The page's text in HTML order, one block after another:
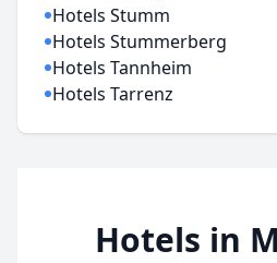
Hotels Stumm
Hotels Stummerberg
Hotels Tannheim
Hotels Tarrenz
Hotels in